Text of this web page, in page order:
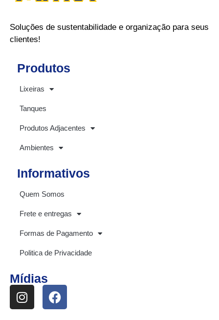
Soluções de sustentabilidade e organização para seus
clientes!
Produtos
Lixeiras
Tanques
Produtos Adjacentes
Ambientes
Informativos
Quem Somos
Frete e entregas
Formas de Pagamento
Politica de Privacidade
Mídias